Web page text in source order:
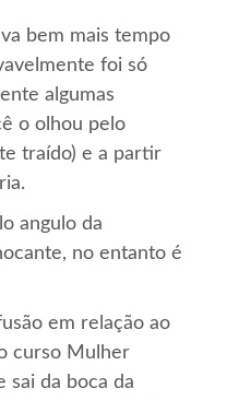
bem mais tempo
foi só
algumas
o olhou pelo
traído) e a partir
angulo da
no entanto é
em relação ao
curso Mulher
sai da boca da